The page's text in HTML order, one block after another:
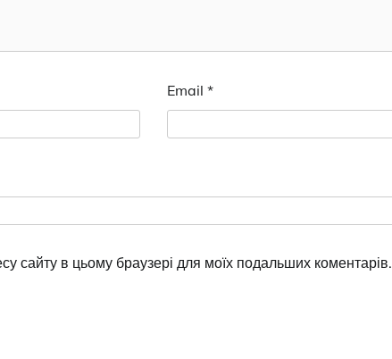
Email *
сайту в цьому браузері для моїх подальших коментарів.